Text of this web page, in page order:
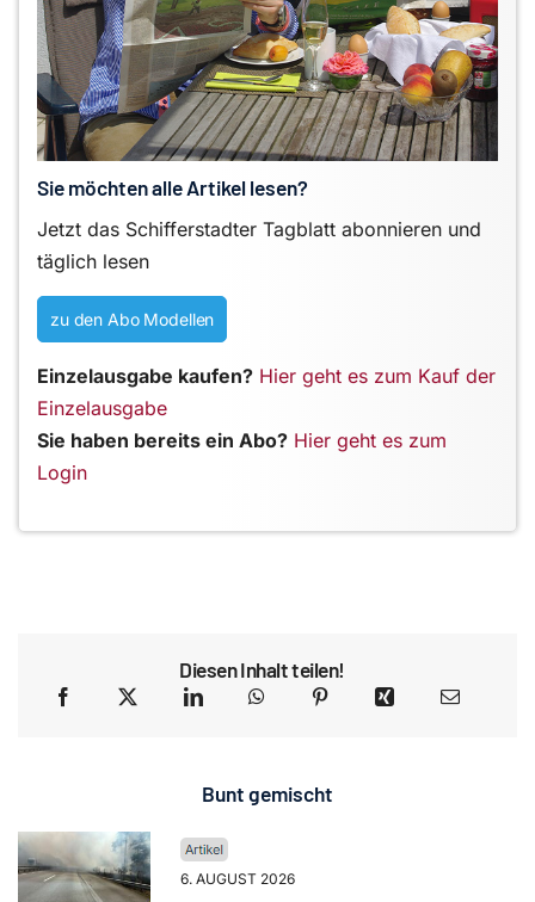
Sie möchten alle Artikel lesen?
Jetzt das Schifferstadter Tagblatt abonnieren und
täglich lesen
zu den Abo Modellen
Einzelausgabe kaufen? Hier geht es zum Kauf der
Einzelausgabe
Sie haben bereits ein Abo? Hier geht es zum
Login
Diesen Inhalt teilen!
Bunt gemischt
6. AUGUST 2026